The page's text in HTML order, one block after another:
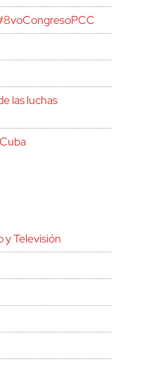
las luchas
y Televisión